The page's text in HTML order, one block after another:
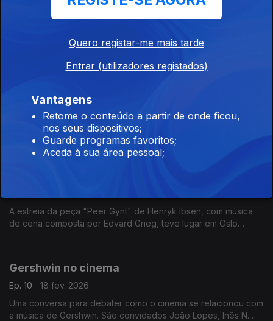
1º imperador do Brasil. Neste especial evocamos as suas
dimensões como estadista e compositor.
Ao Vivo - Francisco Luís
Francisco Luís, guitarrista clássico, apresenta Ao Vivo na
Antena 2 obras de François Couperin e Johann Kaspar Mertz.
150 anos da estreia de Peer Gynt de Edvard
A estreia da peça "Peer Gynt" de Henryk Ibsen, com música
de cena composta por Edvard Grieg, teve lugar em Oslo
Gershwin no cinema
Ep. 10
18 fev. 2026
Uma conversa para debater como o cinema se relacionou com
a música de Gershwin. São convidados João Lopes, Inês N.
Quero registar-me mais tarde
Entrar (utilizadores registados)
Vantagens
Retome o conteúdo a partir de onde ficou,
nos seus dispositivos;
Guarde programas favoritos;
Aceda à sua área pessoal;